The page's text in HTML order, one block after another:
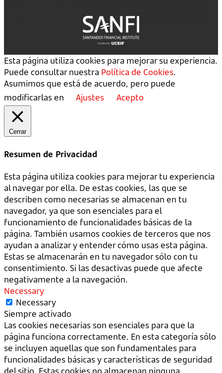
Esta página utiliza cookies para mejorar su experiencia.
Puede consultar nuestra Política de Cookies.
Asumimos que está de acuerdo, pero puede
modificarlas en
Ajustes Acepto
Cerrar
Resumen de Privacidad
Esta página utiliza cookies para mejorar tu experiencia
al navegar por ella. De estas cookies, las que se
describen como necesarias se almacenan en tu
navegador, ya que son esenciales para el
funcionamiento de funcionalidades básicas de la
página. También usamos cookies de terceros que nos
ayudan a analizar y entender cómo usas esta página.
Estas se almacenarán en tu navegador sólo con tu
consentimiento. Si las desactivas puede que afecte
negativamente a la navegación.
Necessary
Necessary
Siempre activado
Las cookies necesarias son esenciales para que la
página funciona correctamente. En esta categoría sólo
se incluyen aquellas que son fundamentales para
funcionalidades básicas y características de seguridad